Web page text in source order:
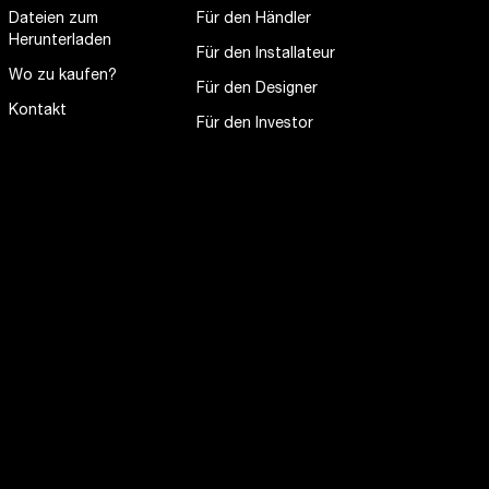
Dateien zum
Herunterladen
Wo zu kaufen?
Kontakt
Für den Händler
Für den Installateur
Für den Designer
Für den Investor